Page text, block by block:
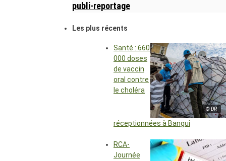
publi-reportage
Les plus récents
© DR
Santé : 660
000 doses
de vaccin
oral contre
le choléra
réceptionnées à Bangui
RCA-
Journée